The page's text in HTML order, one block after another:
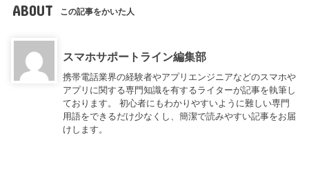
ABOUT この記事をかいた人
スマホサポートライン編集部
携帯電話業界の経験者やアプリエンジニアなどのスマホや
アプリに関する専門知識を有するライターが記事を執筆し
ております。 初心者にもわかりやすいように難しい専門
用語をできるだけ少なくし、簡潔で読みやすい記事をお届
けします。